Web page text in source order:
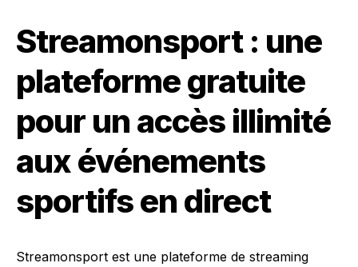
Streamonsport : une
plateforme gratuite
pour un accès illimité
aux événements
sportifs en direct
Streamonsport est une plateforme de streaming